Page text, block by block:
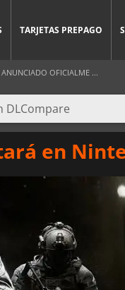
TARJETAS PREPAGO
OFICIALME ...
en